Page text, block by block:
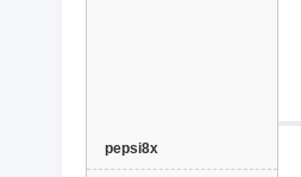
pepsi8x